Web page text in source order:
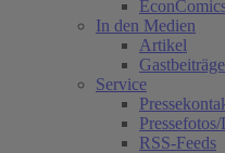
In den Medien
Artikel
Service
RSS-Feeds